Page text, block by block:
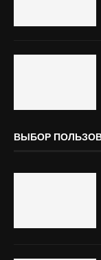
ВЫБОР